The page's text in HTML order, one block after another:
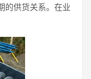
的供货关系。在业